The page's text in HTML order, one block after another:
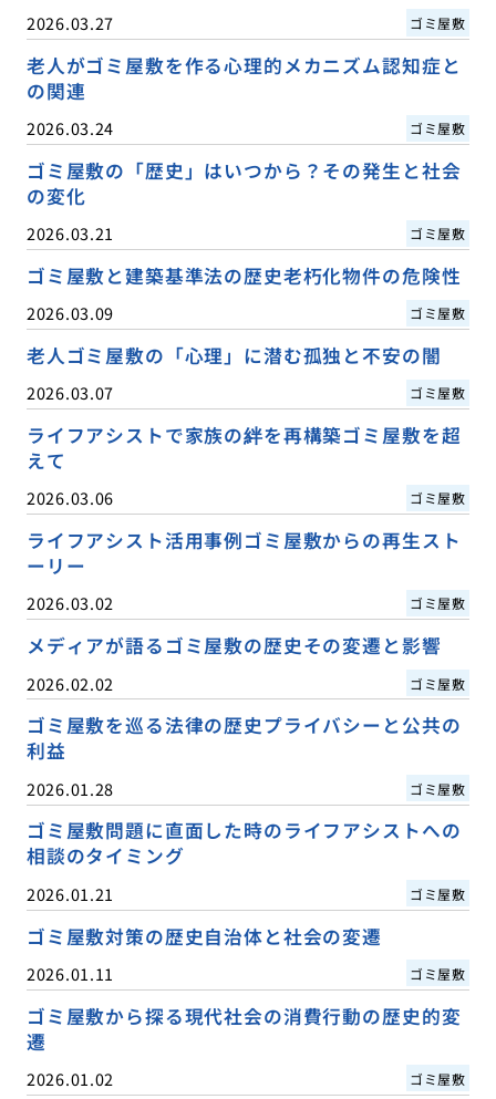
2026.03.27 ゴミ屋敷
老人がゴミ屋敷を作る心理的メカニズム認知症と
の関連
2026.03.24 ゴミ屋敷
ゴミ屋敷の「歴史」はいつから？その発生と社会
の変化
2026.03.21 ゴミ屋敷
ゴミ屋敷と建築基準法の歴史老朽化物件の危険性
2026.03.09 ゴミ屋敷
老人ゴミ屋敷の「心理」に潜む孤独と不安の闇
2026.03.07 ゴミ屋敷
ライフアシストで家族の絆を再構築ゴミ屋敷を超
えて
2026.03.06 ゴミ屋敷
ライフアシスト活用事例ゴミ屋敷からの再生スト
ーリー
2026.03.02 ゴミ屋敷
メディアが語るゴミ屋敷の歴史その変遷と影響
2026.02.02 ゴミ屋敷
ゴミ屋敷を巡る法律の歴史プライバシーと公共の
利益
2026.01.28 ゴミ屋敷
ゴミ屋敷問題に直面した時のライフアシストへの
相談のタイミング
2026.01.21 ゴミ屋敷
ゴミ屋敷対策の歴史自治体と社会の変遷
2026.01.11 ゴミ屋敷
ゴミ屋敷から探る現代社会の消費行動の歴史的変
遷
2026.01.02 ゴミ屋敷